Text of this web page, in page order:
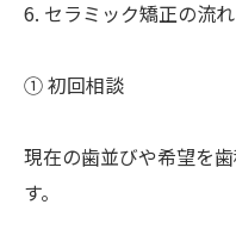
6. セラミック矯正の流れ
① 初回相談
現在の歯並びや希望を
す。